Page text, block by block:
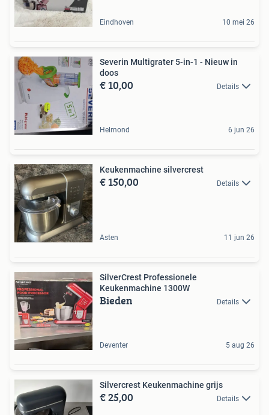
Eindhoven 10 mei 26
Severin Multigrater 5-in-1 - Nieuw in
doos
€ 10,00 Details
Helmond 6 jun 26
Keukenmachine silvercrest
€ 150,00 Details
Asten 11 jun 26
SilverCrest Professionele
Keukenmachine 1300W
Bieden Details
Deventer 5 aug 26
Silvercrest Keukenmachine grijs
€ 25,00 Details